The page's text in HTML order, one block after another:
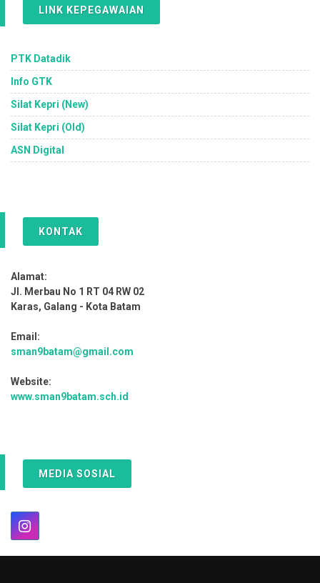
LINK KEPEGAWAIAN
PTK Datadik
Info GTK
Silat Kepri (New)
Silat Kepri (Old)
ASN Digital
KONTAK
Alamat:
Jl. Merbau No 1 RT 04 RW 02
Karas, Galang - Kota Batam
Email:
sman9batam@gmail.com
Website:
www.sman9batam.sch.id
MEDIA SOSIAL